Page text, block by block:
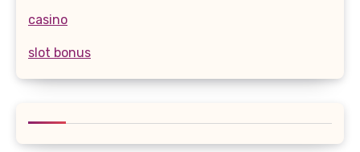
casino
slot bonus